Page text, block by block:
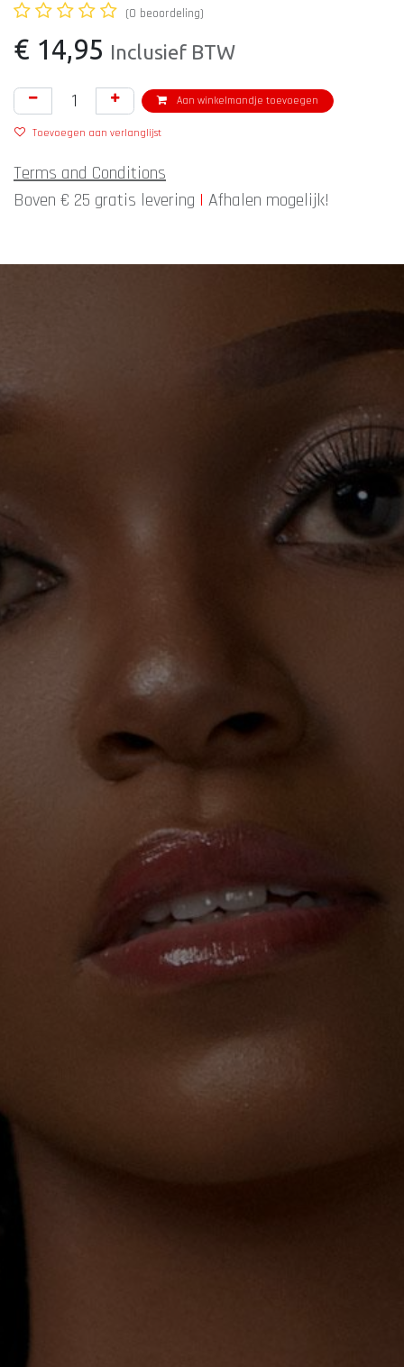
(0 beoordeling)
€ 14,95 Inclusief BTW
Aan winkelmandje toevoegen
Toevoegen aan verlanglijst
Terms and Conditions
Boven € 25 gratis levering | Afhalen mogelijk!